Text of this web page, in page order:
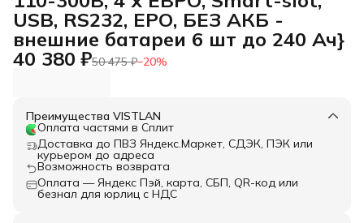
USB, RS232, ЕРО, БЕЗ АКБ -
внешние батареи 6 шт до 240 Ач}
40 380 ₽50 475 ₽−20%
Преимущества VISTLAN
Оплата частями в Сплит
Доставка до ПВЗ Яндекс.Маркет, СДЭК, ПЭК или
курьером до адреса
Возможность возврата
Оплата — Яндекс Пэй, карта, СБП, QR-код или
безнал для юрлиц с НДС